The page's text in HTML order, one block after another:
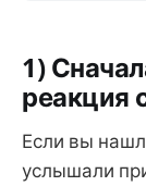
1)
реакция
Если вы
услышали